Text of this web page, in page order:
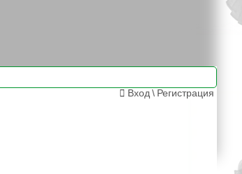
Вход \ Регистрация